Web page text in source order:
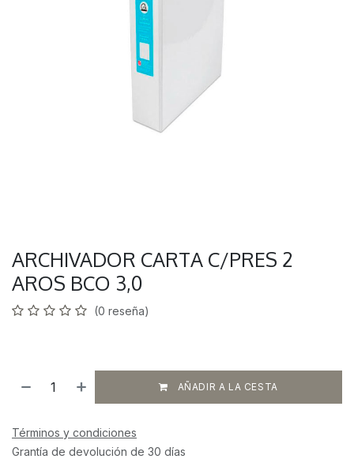
ARCHIVADOR CARTA C/PRES 2
AROS BCO 3,0
(0 reseña)
AÑADIR A LA CESTA
Términos y condiciones
Grantía de devolución de 30 días